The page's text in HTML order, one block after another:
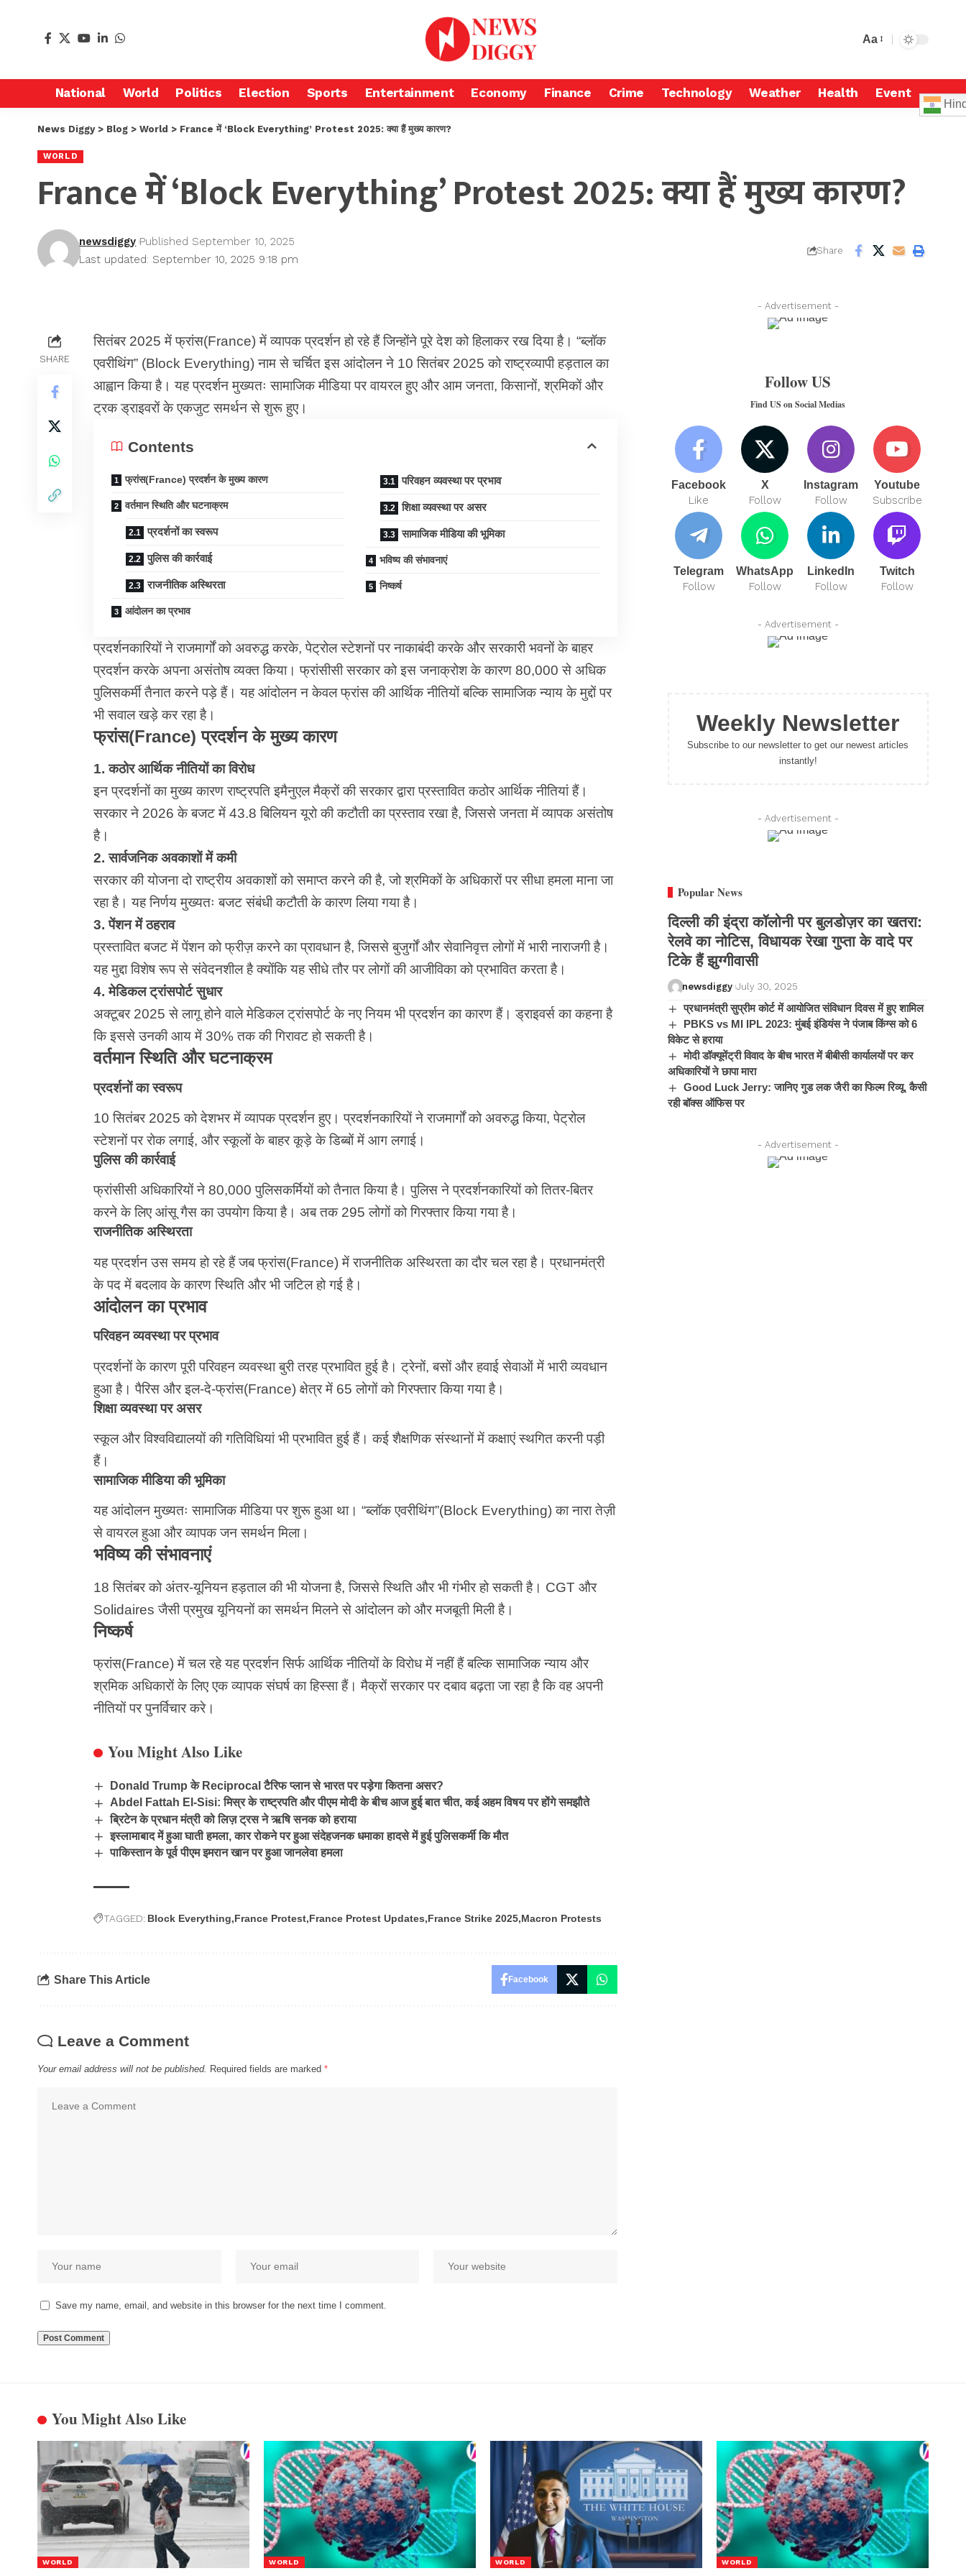
Aa
National World Politics Election Sports Entertainment Economy Finance Crime Technology Weather Health Event
News Diggy> Blog > World > France में ‘Block Everything’ Protest 2025: क्या हैं मुख्य कारण?
WORLD
France में ‘Block Everything’ Protest 2025: क्या हैं मुख्य कारण?
Last updated: September 10, 2025 9:18 pm
newsdiggy Published September 10, 2025
Share
SHARE
सितंबर 2025 में फ्रांस(France) में व्यापक प्रदर्शन हो रहे हैं जिन्होंने पूरे देश को हिलाकर रख दिया है। “ब्लॉक
एवरीथिंग” (Block Everything) नाम से चर्चित इस आंदोलन ने 10 सितंबर 2025 को राष्ट्रव्यापी हड़ताल का
आह्वान किया है। यह प्रदर्शन मुख्यतः सामाजिक मीडिया पर वायरल हुए और आम जनता, किसानों, श्रमिकों और
ट्रक ड्राइवरों के एकजुट समर्थन से शुरू हुए।
Contents
फ्रांस(France) प्रदर्शन के मुख्य कारण
वर्तमान स्थिति और घटनाक्रम
प्रदर्शनों का स्वरूप
पुलिस की कार्रवाई
राजनीतिक अस्थिरता
आंदोलन का प्रभाव
परिवहन व्यवस्था पर प्रभाव
शिक्षा व्यवस्था पर असर
सामाजिक मीडिया की भूमिका
भविष्य की संभावनाएं
निष्कर्ष
प्रदर्शनकारियों ने राजमार्गों को अवरुद्ध करके, पेट्रोल स्टेशनों पर नाकाबंदी करके और सरकारी भवनों के बाहर
प्रदर्शन करके अपना असंतोष व्यक्त किया। फ्रांसीसी सरकार को इस जनाक्रोश के कारण 80,000 से अधिक
पुलिसकर्मी तैनात करने पड़े हैं। यह आंदोलन न केवल फ्रांस की आर्थिक नीतियों बल्कि सामाजिक न्याय के मुद्दों पर
भी सवाल खड़े कर रहा है।
फ्रांस(France) प्रदर्शन के मुख्य कारण
1. कठोर आर्थिक नीतियों का विरोध
इन प्रदर्शनों का मुख्य कारण राष्ट्रपति इमैनुएल मैक्रों की सरकार द्वारा प्रस्तावित कठोर आर्थिक नीतियां हैं।
सरकार ने 2026 के बजट में 43.8 बिलियन यूरो की कटौती का प्रस्ताव रखा है, जिससे जनता में व्यापक असंतोष
है।
2. सार्वजनिक अवकाशों में कमी
सरकार की योजना दो राष्ट्रीय अवकाशों को समाप्त करने की है, जो श्रमिकों के अधिकारों पर सीधा हमला माना जा
रहा है। यह निर्णय मुख्यतः बजट संबंधी कटौती के कारण लिया गया है।
3. पेंशन में ठहराव
प्रस्तावित बजट में पेंशन को फ्रीज़ करने का प्रावधान है, जिससे बुजुर्गों और सेवानिवृत्त लोगों में भारी नाराजगी है।
यह मुद्दा विशेष रूप से संवेदनशील है क्योंकि यह सीधे तौर पर लोगों की आजीविका को प्रभावित करता है।
4. मेडिकल ट्रांसपोर्ट सुधार
अक्टूबर 2025 से लागू होने वाले मेडिकल ट्रांसपोर्ट के नए नियम भी प्रदर्शन का कारण हैं। ड्राइवर्स का कहना है
कि इससे उनकी आय में 30% तक की गिरावट हो सकती है।
वर्तमान स्थिति और घटनाक्रम
प्रदर्शनों का स्वरूप
10 सितंबर 2025 को देशभर में व्यापक प्रदर्शन हुए। प्रदर्शनकारियों ने राजमार्गों को अवरुद्ध किया, पेट्रोल
स्टेशनों पर रोक लगाई, और स्कूलों के बाहर कूड़े के डिब्बों में आग लगाई।
पुलिस की कार्रवाई
फ्रांसीसी अधिकारियों ने 80,000 पुलिसकर्मियों को तैनात किया है। पुलिस ने प्रदर्शनकारियों को तितर-बितर
करने के लिए आंसू गैस का उपयोग किया है। अब तक 295 लोगों को गिरफ्तार किया गया है।
राजनीतिक अस्थिरता
यह प्रदर्शन उस समय हो रहे हैं जब फ्रांस(France) में राजनीतिक अस्थिरता का दौर चल रहा है। प्रधानमंत्री
के पद में बदलाव के कारण स्थिति और भी जटिल हो गई है।
आंदोलन का प्रभाव
परिवहन व्यवस्था पर प्रभाव
प्रदर्शनों के कारण पूरी परिवहन व्यवस्था बुरी तरह प्रभावित हुई है। ट्रेनों, बसों और हवाई सेवाओं में भारी व्यवधान
हुआ है। पैरिस और इल-दे-फ्रांस(France) क्षेत्र में 65 लोगों को गिरफ्तार किया गया है।
शिक्षा व्यवस्था पर असर
स्कूल और विश्वविद्यालयों की गतिविधियां भी प्रभावित हुई हैं। कई शैक्षणिक संस्थानों में कक्षाएं स्थगित करनी पड़ी
हैं।
सामाजिक मीडिया की भूमिका
यह आंदोलन मुख्यतः सामाजिक मीडिया पर शुरू हुआ था। “ब्लॉक एवरीथिंग”(Block Everything) का नारा तेज़ी
से वायरल हुआ और व्यापक जन समर्थन मिला।
भविष्य की संभावनाएं
18 सितंबर को अंतर-यूनियन हड़ताल की भी योजना है, जिससे स्थिति और भी गंभीर हो सकती है। CGT और
Solidaires जैसी प्रमुख यूनियनों का समर्थन मिलने से आंदोलन को और मजबूती मिली है।
निष्कर्ष
फ्रांस(France) में चल रहे यहप्रदर्शनसिर्फ आर्थिक नीतियों के विरोध में नहीं हैं बल्कि सामाजिक न्याय और
श्रमिक अधिकारों के लिए एक व्यापक संघर्ष का हिस्सा हैं। मैक्रों सरकार पर दबाव बढ़ता जा रहा है कि वह अपनी
नीतियों पर पुनर्विचार करे।
You Might Also Like
Donald Trump के Reciprocal टैरिफ प्लान से भारत पर पड़ेगा कितना असर?
Abdel Fattah El-Sisi: मिस्र के राष्ट्रपति और पीएम मोदी के बीच आज हुई बात चीत, कई अहम विषय पर होंगे समझौते
ब्रिटेन के प्रधान मंत्री को लिज़ ट्रस ने ऋषि सनक को हराया
इस्लामाबाद में हुआ घाती हमला, कार रोकने पर हुआ संदेहजनक धमाका हादसे में हुई पुलिसकर्मी कि मौत
पाकिस्तान के पूर्व पीएम इमरान खान पर हुआ जानलेवा हमला
TAGGED: Block Everything France Protest France Protest Updates France Strike 2025 Macron Protests
Share This Article Facebook
Leave a Comment
Your email address will not be published. Required fields are marked *
Save my name, email, and website in this browser for the next time I comment.
- Advertisement -
Follow US
Find US on Social Medias
Facebook
Like
X
Follow
Instagram
Follow
Youtube
Subscribe
Telegram
Follow
WhatsApp
Follow
LinkedIn
Follow
Twitch
Follow
- Advertisement -
Weekly Newsletter
Subscribe to our newsletter to get our newest articles
instantly!
- Advertisement -
Popular News
दिल्ली की इंद्रा कॉलोनी पर बुलडोज़र का खतरा:
रेलवे का नोटिस, विधायक रेखा गुप्ता के वादे पर
टिके हैं झुग्गीवासी
newsdiggy July 30, 2025
प्रधानमंत्री सुप्रीम कोर्ट में आयोजित संविधान दिवस में हुए शामिल
PBKS vs MI IPL 2023: मुंबई इंडियंस ने पंजाब किंग्स को 6
विकेट से हराया
मोदी डॉक्यूमेंट्री विवाद के बीच भारत में बीबीसी कार्यालयों पर कर
अधिकारियों ने छापा मारा
Good Luck Jerry: जानिए गुड लक जैरी का फिल्म रिव्यू, कैसी
रही बॉक्स ऑफिस पर
- Advertisement -
You Might Also Like
WORLD WORLD WORLD WORLD